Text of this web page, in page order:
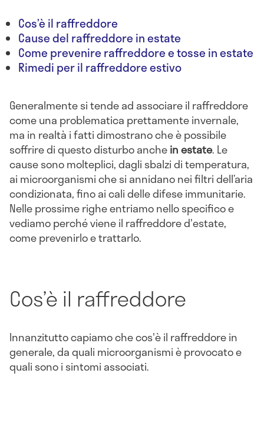
Cos’è il raffreddore
Cause del raffreddore in estate
Come prevenire raffreddore e tosse in estate
Rimedi per il raffreddore estivo
Generalmente si tende ad associare il raffreddore
come una problematica prettamente invernale,
ma in realtà i fatti dimostrano che è possibile
soffrire di questo disturbo anchein estate. Le
cause sono molteplici, dagli sbalzi di temperatura,
ai microorganismi che si annidano nei filtri dell’aria
condizionata, fino ai cali delle difese immunitarie.
Nelle prossime righe entriamo nello specifico e
vediamo perché viene il raffreddore d'estate,
come prevenirlo e trattarlo.
Cos’è il raffreddore
Innanzitutto capiamo che cos'è il raffreddore in
generale, da quali microorganismi è provocato e
quali sono i sintomi associati.